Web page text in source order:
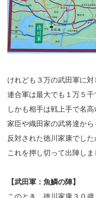
けれども３万の武田軍に対
連合軍は最大でも１万５千
しかも相手は戦上手で名高
家臣や織田家の武将達から
反対された徳川家康でした
これを押し切って出陣しま
【武田軍：魚鱗の陣】
このとき、徳川家康３０歳